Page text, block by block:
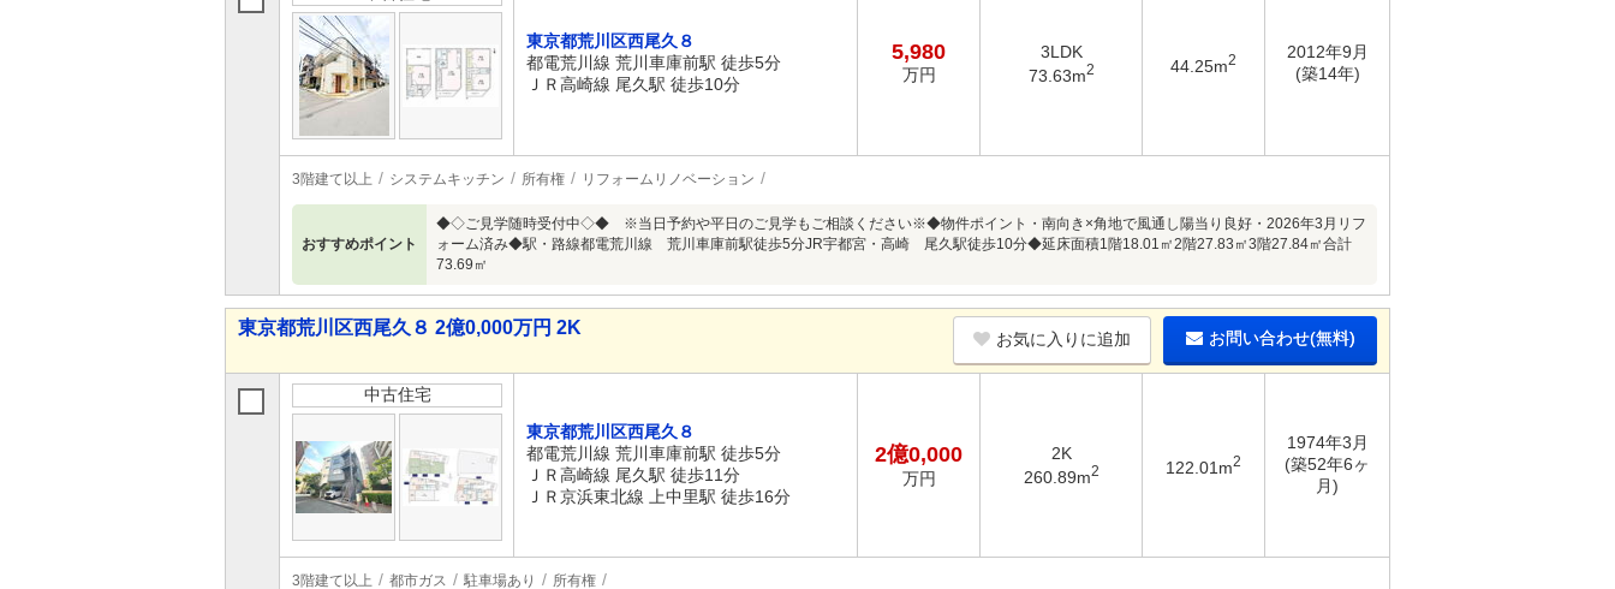
東京都荒川区西尾久８
都電荒川線 荒川車庫前駅 徒歩5分
ＪＲ高崎線 尾久駅 徒歩10分
5,980
万円
3LDK
73.63m2 44.25m2
2012年9月
(築14年)
3階建て以上 システムキッチン 所有権 リフォームリノベーション
おすすめポイント
◆◇ご見学随時受付中◇◆ ※当日予約や平日のご見学もご相談ください※◆物件ポイント・南向き×角地で風通し陽当り良好・2026年3月リフ
ォーム済み◆駅・路線都電荒川線 荒川車庫前駅徒歩5分JR宇都宮・高崎 尾久駅徒歩10分◆延床面積1階18.01㎡2階27.83㎡3階27.84㎡合計
73.69㎡
東京都荒川区西尾久８ 2億0,000万円 2K
お気に入りに追加 お問い合わせ(無料)
中古住宅
東京都荒川区西尾久８
都電荒川線 荒川車庫前駅 徒歩5分
ＪＲ高崎線 尾久駅 徒歩11分
ＪＲ京浜東北線 上中里駅 徒歩16分
2億0,000
万円
2K
260.89m2 122.01m2
1974年3月
(築52年6ヶ
月)
3階建て以上 都市ガス 駐車場あり 所有権